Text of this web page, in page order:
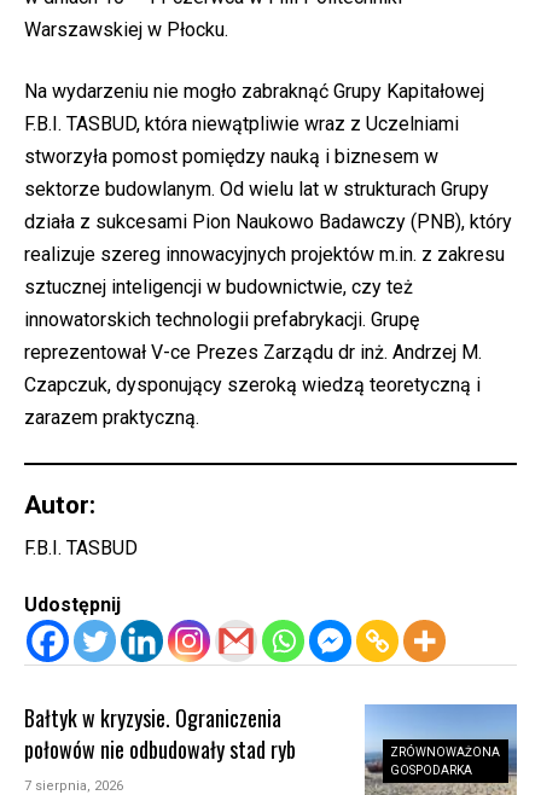
Warszawskiej w Płocku.
Na wydarzeniu nie mogło zabraknąć Grupy Kapitałowej
F.B.I. TASBUD, która niewątpliwie wraz z Uczelniami
stworzyła pomost pomiędzy nauką i biznesem w
sektorze budowlanym. Od wielu lat w strukturach Grupy
działa z sukcesami Pion Naukowo Badawczy (PNB), który
realizuje szereg innowacyjnych projektów m.in. z zakresu
sztucznej inteligencji w budownictwie, czy też
innowatorskich technologii prefabrykacji. Grupę
reprezentował V-ce Prezes Zarządu dr inż. Andrzej M.
Czapczuk, dysponujący szeroką wiedzą teoretyczną i
zarazem praktyczną.
Autor:
F.B.I. TASBUD
Udostępnij
ZRÓWNOWAŻONA
GOSPODARKA
Bałtyk w kryzysie. Ograniczenia
połowów nie odbudowały stad ryb
7 sierpnia, 2026